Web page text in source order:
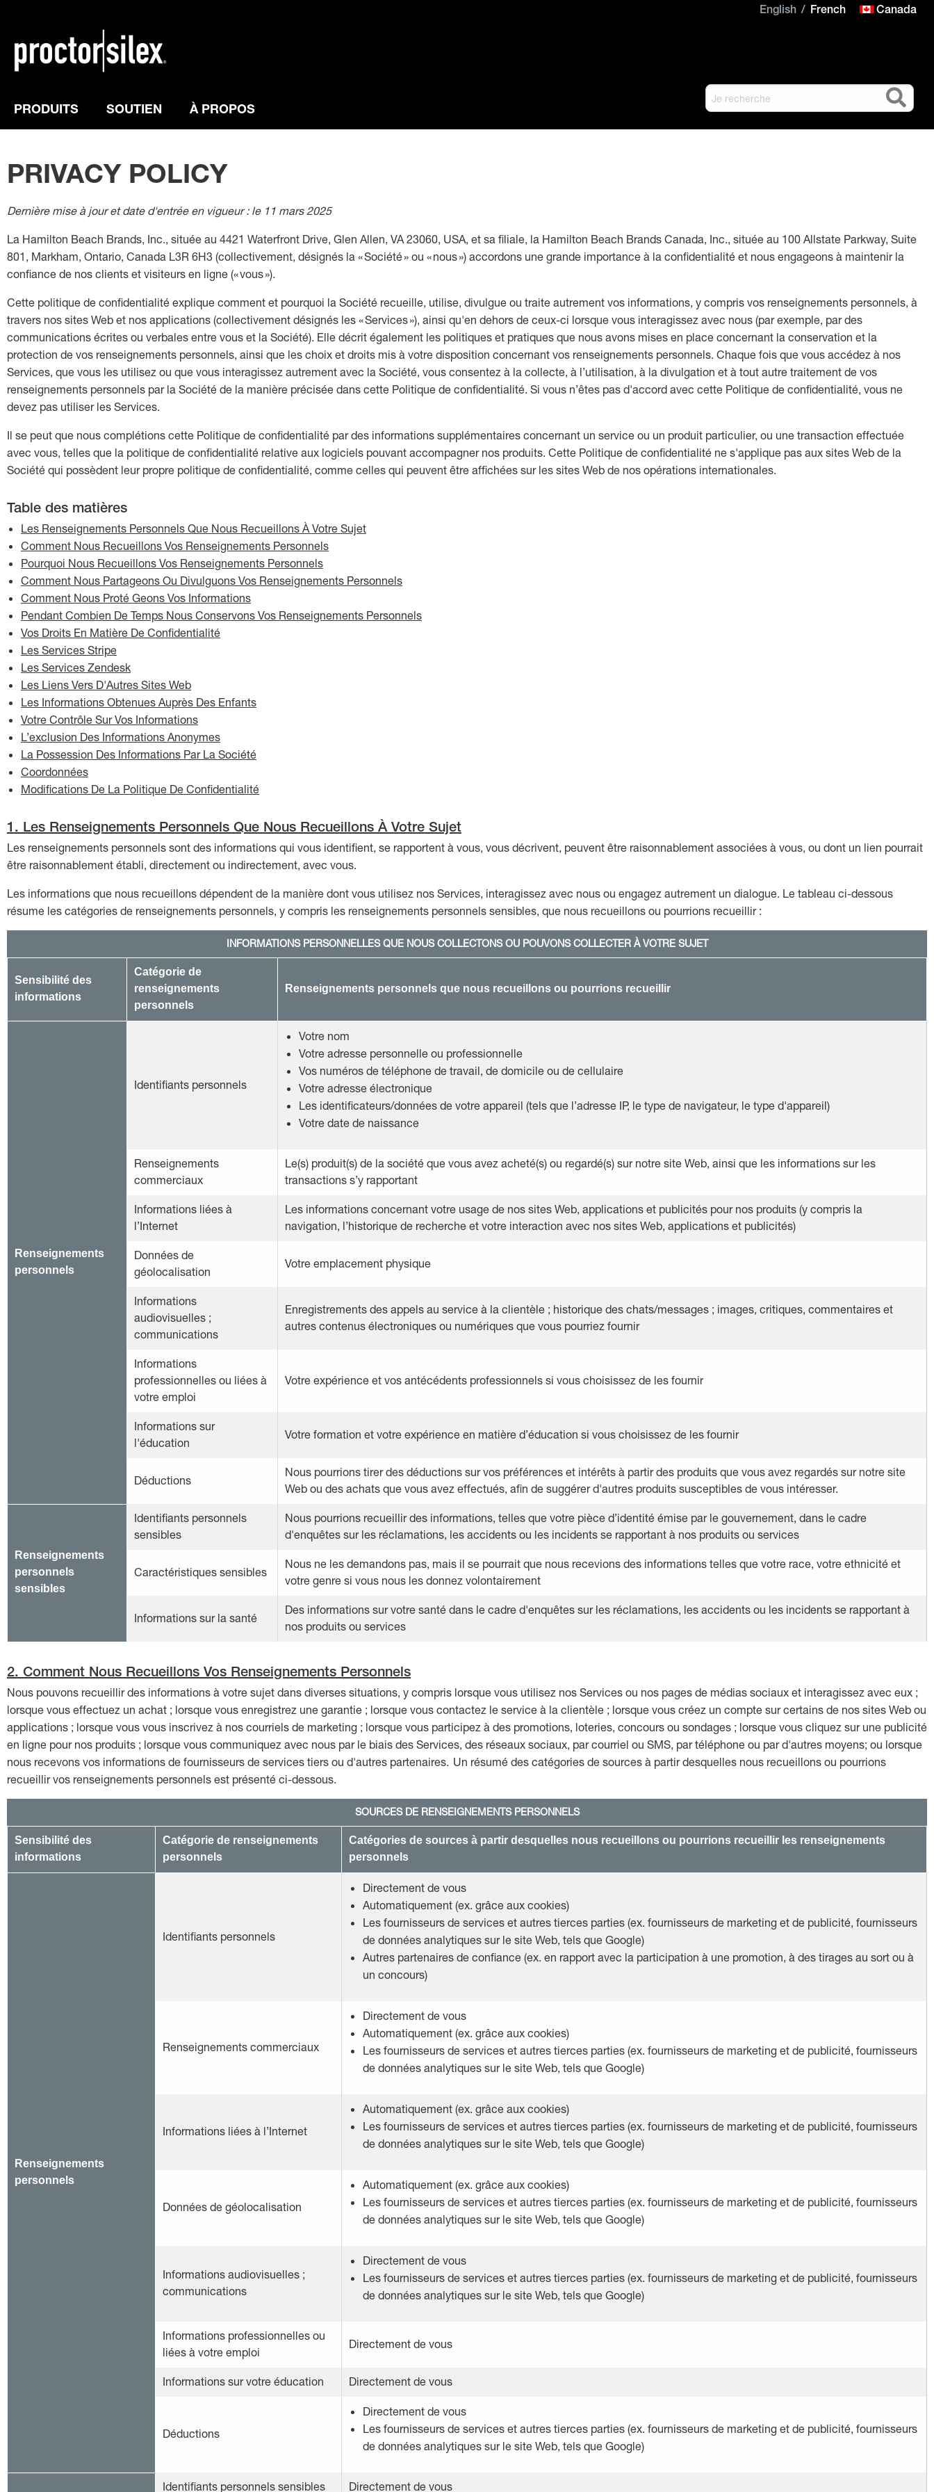
English French Canada
PRODUITS SOUTIEN À PROPOS
PRIVACY POLICY
Dernière mise à jour et date d'entrée en vigueur : le 11 mars 2025
La Hamilton Beach Brands, Inc., située au 4421 Waterfront Drive, Glen Allen, VA 23060, USA, et sa filiale, la Hamilton Beach Brands Canada, Inc., située au 100 Allstate Parkway, Suite
801, Markham, Ontario, Canada L3R 6H3 (collectivement, désignés la « Société » ou « nous ») accordons une grande importance à la confidentialité et nous engageons à maintenir la
confiance de nos clients et visiteurs en ligne (« vous »).
Cette politique de confidentialité explique comment et pourquoi la Société recueille, utilise, divulgue ou traite autrement vos informations, y compris vos renseignements personnels, à
travers nos sites Web et nos applications (collectivement désignés les « Services »), ainsi qu'en dehors de ceux-ci lorsque vous interagissez avec nous (par exemple, par des
communications écrites ou verbales entre vous et la Société). Elle décrit également les politiques et pratiques que nous avons mises en place concernant la conservation et la
protection de vos renseignements personnels, ainsi que les choix et droits mis à votre disposition concernant vos renseignements personnels. Chaque fois que vous accédez à nos
Services, que vous les utilisez ou que vous interagissez autrement avec la Société, vous consentez à la collecte, à l’utilisation, à la divulgation et à tout autre traitement de vos
renseignements personnels par la Société de la manière précisée dans cette Politique de confidentialité. Si vous n’êtes pas d'accord avec cette Politique de confidentialité, vous ne
devez pas utiliser les Services.
Il se peut que nous complétions cette Politique de confidentialité par des informations supplémentaires concernant un service ou un produit particulier, ou une transaction effectuée
avec vous, telles que la politique de confidentialité relative aux logiciels pouvant accompagner nos produits. Cette Politique de confidentialité ne s'applique pas aux sites Web de la
Société qui possèdent leur propre politique de confidentialité, comme celles qui peuvent être affichées sur les sites Web de nos opérations internationales.
Table des matières
Les Renseignements Personnels Que Nous Recueillons À Votre Sujet
Comment Nous Recueillons Vos Renseignements Personnels
Pourquoi Nous Recueillons Vos Renseignements Personnels
Comment Nous Partageons Ou Divulguons Vos Renseignements Personnels
Comment Nous Proté Geons Vos Informations
Pendant Combien De Temps Nous Conservons Vos Renseignements Personnels
Vos Droits En Matière De Confidentialité
Les Services Stripe
Les Services Zendesk
Les Liens Vers D'Autres Sites Web
Les Informations Obtenues Auprès Des Enfants
Votre Contrôle Sur Vos Informations
L’exclusion Des Informations Anonymes
La Possession Des Informations Par La Société
Coordonnées
Modifications De La Politique De Confidentialité
1. Les Renseignements Personnels Que Nous Recueillons À Votre Sujet
Les renseignements personnels sont des informations qui vous identifient, se rapportent à vous, vous décrivent, peuvent être raisonnablement associées à vous, ou dont un lien pourrait
être raisonnablement établi, directement ou indirectement, avec vous.
Les informations que nous recueillons dépendent de la manière dont vous utilisez nos Services, interagissez avec nous ou engagez autrement un dialogue. Le tableau ci-dessous
résume les catégories de renseignements personnels, y compris les renseignements personnels sensibles, que nous recueillons ou pourrions recueillir :
INFORMATIONS PERSONNELLES QUE NOUS COLLECTONS OU POUVONS COLLECTER À VOTRE SUJET
Sensibilité des
informations
Catégorie de
renseignements
personnels
Renseignements personnels que nous recueillons ou pourrions recueillir
Renseignements
personnels
Identifiants personnels
Votre nom
Votre adresse personnelle ou professionnelle
Vos numéros de téléphone de travail, de domicile ou de cellulaire
Votre adresse électronique
Les identificateurs/données de votre appareil (tels que l’adresse IP, le type de navigateur, le type d'appareil)
Votre date de naissance
Renseignements
commerciaux
Le(s) produit(s) de la société que vous avez acheté(s) ou regardé(s) sur notre site Web, ainsi que les informations sur les
transactions s’y rapportant
Informations liées à
l’Internet
Les informations concernant votre usage de nos sites Web, applications et publicités pour nos produits (y compris la
navigation, l’historique de recherche et votre interaction avec nos sites Web, applications et publicités)
Données de
géolocalisation
Votre emplacement physique
Informations
audiovisuelles ;
communications
Enregistrements des appels au service à la clientèle ; historique des chats/messages ; images, critiques, commentaires et
autres contenus électroniques ou numériques que vous pourriez fournir
Informations
professionnelles ou liées à
votre emploi
Votre expérience et vos antécédents professionnels si vous choisissez de les fournir
Informations sur
l'éducation
Votre formation et votre expérience en matière d’éducation si vous choisissez de les fournir
Déductions
Nous pourrions tirer des déductions sur vos préférences et intérêts à partir des produits que vous avez regardés sur notre site
Web ou des achats que vous avez effectués, afin de suggérer d'autres produits susceptibles de vous intéresser.
Renseignements
personnels
sensibles
Identifiants personnels
sensibles
Nous pourrions recueillir des informations, telles que votre pièce d’identité émise par le gouvernement, dans le cadre
d'enquêtes sur les réclamations, les accidents ou les incidents se rapportant à nos produits ou services
Caractéristiques sensibles
Nous ne les demandons pas, mais il se pourrait que nous recevions des informations telles que votre race, votre ethnicité et
votre genre si vous nous les donnez volontairement
Informations sur la santé
Des informations sur votre santé dans le cadre d'enquêtes sur les réclamations, les accidents ou les incidents se rapportant à
nos produits ou services
2. Comment Nous Recueillons Vos Renseignements Personnels
Nous pouvons recueillir des informations à votre sujet dans diverses situations, y compris lorsque vous utilisez nos Services ou nos pages de médias sociaux et interagissez avec eux ;
lorsque vous effectuez un achat ; lorsque vous enregistrez une garantie ; lorsque vous contactez le service à la clientèle ; lorsque vous créez un compte sur certains de nos sites Web ou
applications ; lorsque vous vous inscrivez à nos courriels de marketing ; lorsque vous participez à des promotions, loteries, concours ou sondages ; lorsque vous cliquez sur une publicité
en ligne pour nos produits ; lorsque vous communiquez avec nous par le biais des Services, des réseaux sociaux, par courriel ou SMS, par téléphone ou par d'autres moyens; ou lorsque
nous recevons vos informations de fournisseurs de services tiers ou d'autres partenaires. Un résumé des catégories de sources à partir desquelles nous recueillons ou pourrions
recueillir vos renseignements personnels est présenté ci-dessous.
SOURCES DE RENSEIGNEMENTS PERSONNELS
Sensibilité des
informations
Catégorie de renseignements
personnels
Catégories de sources à partir desquelles nous recueillons ou pourrions recueillir les renseignements
personnels
Renseignements
personnels
Identifiants personnels
Directement de vous
Automatiquement (ex. grâce aux cookies)
Les fournisseurs de services et autres tierces parties (ex. fournisseurs de marketing et de publicité, fournisseurs
de données analytiques sur le site Web, tels que Google)
Autres partenaires de confiance (ex. en rapport avec la participation à une promotion, à des tirages au sort ou à
un concours)
Renseignements commerciaux
Directement de vous
Automatiquement (ex. grâce aux cookies)
Les fournisseurs de services et autres tierces parties (ex. fournisseurs de marketing et de publicité, fournisseurs
de données analytiques sur le site Web, tels que Google)
Informations liées à l’Internet
Automatiquement (ex. grâce aux cookies)
Les fournisseurs de services et autres tierces parties (ex. fournisseurs de marketing et de publicité, fournisseurs
de données analytiques sur le site Web, tels que Google)
Données de géolocalisation
Automatiquement (ex. grâce aux cookies)
Les fournisseurs de services et autres tierces parties (ex. fournisseurs de marketing et de publicité, fournisseurs
de données analytiques sur le site Web, tels que Google)
Informations audiovisuelles ;
communications
Directement de vous
Les fournisseurs de services et autres tierces parties (ex. fournisseurs de marketing et de publicité, fournisseurs
de données analytiques sur le site Web, tels que Google)
Informations professionnelles ou
liées à votre emploi
Directement de vous
Informations sur votre éducation Directement de vous
Déductions
Directement de vous
Les fournisseurs de services et autres tierces parties (ex. fournisseurs de marketing et de publicité, fournisseurs
de données analytiques sur le site Web, tels que Google)
Identifiants personnels sensibles Directement de vous